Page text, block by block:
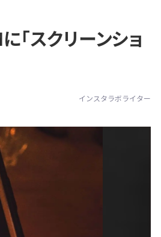
「スクリーンショ
インスタラボライター